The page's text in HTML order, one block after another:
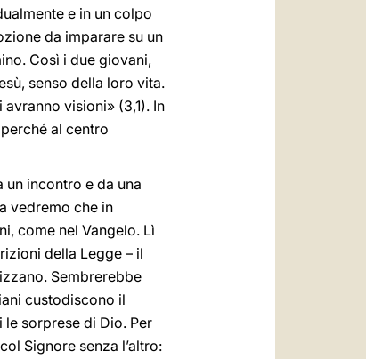
e in un colpo
da imparare su un
Così i due giovani,
senso della loro vita.
visioni» (3,1). In
al centro
incontro e da una
vedremo che in
come nel Vangelo. Lì
della Legge – il
Sembrerebbe
custodiscono il
le sorprese di Dio. Per
Signore senza l’altro: